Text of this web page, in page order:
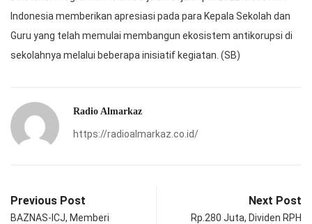
Indonesia memberikan apresiasi pada para Kepala Sekolah dan
Guru yang telah memulai membangun ekosistem antikorupsi di
sekolahnya melalui beberapa inisiatif kegiatan. (SB)
Radio Almarkaz
https://radioalmarkaz.co.id/
Previous Post
BAZNAS-ICJ, Memberi
Next Post
Rp.280 Juta, Dividen RPH